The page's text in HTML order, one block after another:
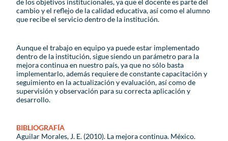
de los objetivos institucionales, ya que el docente es parte del
cambio y el reflejo de la calidad educativa, así como el alumno
que recibe el servicio dentro de la institución.
Aunque el trabajo en equipo ya puede estar implementado
dentro de la institución, sigue siendo un parámetro para la
mejora continua en nuestro país, ya que no sólo basta
implementarlo, además requiere de constante capacitación y
seguimiento en la actualización y evaluación, así como de
supervisión y observación para su correcta aplicación y
desarrollo.
BIBLIOGRAFÍA
Aguilar Morales, J. E. (2010). La mejora continua. México.